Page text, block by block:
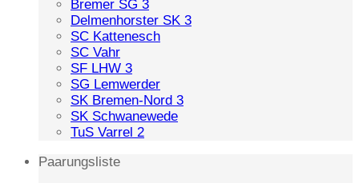
Bremer SG 3
Delmenhorster SK 3
SC Kattenesch
SC Vahr
SF LHW 3
SG Lemwerder
SK Bremen-Nord 3
SK Schwanewede
TuS Varrel 2
Paarungsliste